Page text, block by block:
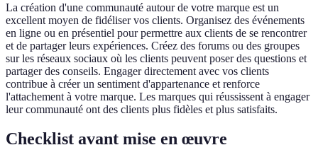
La création d'une communauté autour de votre marque est un
excellent moyen de fidéliser vos clients. Organisez des événements
en ligne ou en présentiel pour permettre aux clients de se rencontrer
et de partager leurs expériences. Créez des forums ou des groupes
sur les réseaux sociaux où les clients peuvent poser des questions et
partager des conseils. Engager directement avec vos clients
contribue à créer un sentiment d'appartenance et renforce
l'attachement à votre marque. Les marques qui réussissent à engager
leur communauté ont des clients plus fidèles et plus satisfaits.
Checklist avant mise en œuvre